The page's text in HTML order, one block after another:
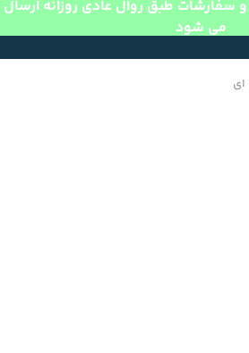
طبق روال عادی روزانه ارسال
می شود
ای